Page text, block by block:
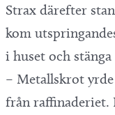
Strax därefter
kom
i huset och
– Metallskrot
från raffinaderiet.